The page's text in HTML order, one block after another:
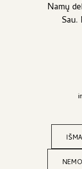
Namų
Sau.